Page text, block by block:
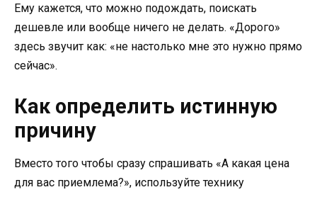
Ему кажется, что можно подождать, поискать
дешевле или вообще ничего не делать. «Дорого»
здесь звучит как: «не настолько мне это нужно прямо
сейчас».
Как определить истинную
причину
Вместо того чтобы сразу спрашивать «А какая цена
для вас приемлема?», используйте технику